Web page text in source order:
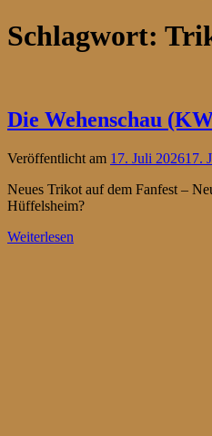
Schlagwort:
Die Wehenschau
Veröffentlicht am 17. Juli 202617.
Neues Trikot auf dem Fanfest –
Hüffelsheim?
Weiterlesen